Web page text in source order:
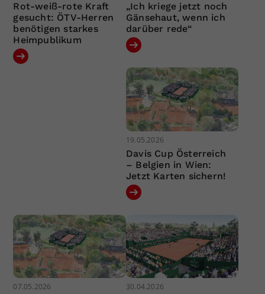
Rot-weiß-rote Kraft
gesucht: ÖTV-Herren
benötigen starkes
Heimpublikum
„Ich kriege jetzt noch
Gänsehaut, wenn ich
darüber rede“
19.05.2026
Davis Cup Österreich
– Belgien in Wien:
Jetzt Karten sichern!
07.05.2026 30.04.2026